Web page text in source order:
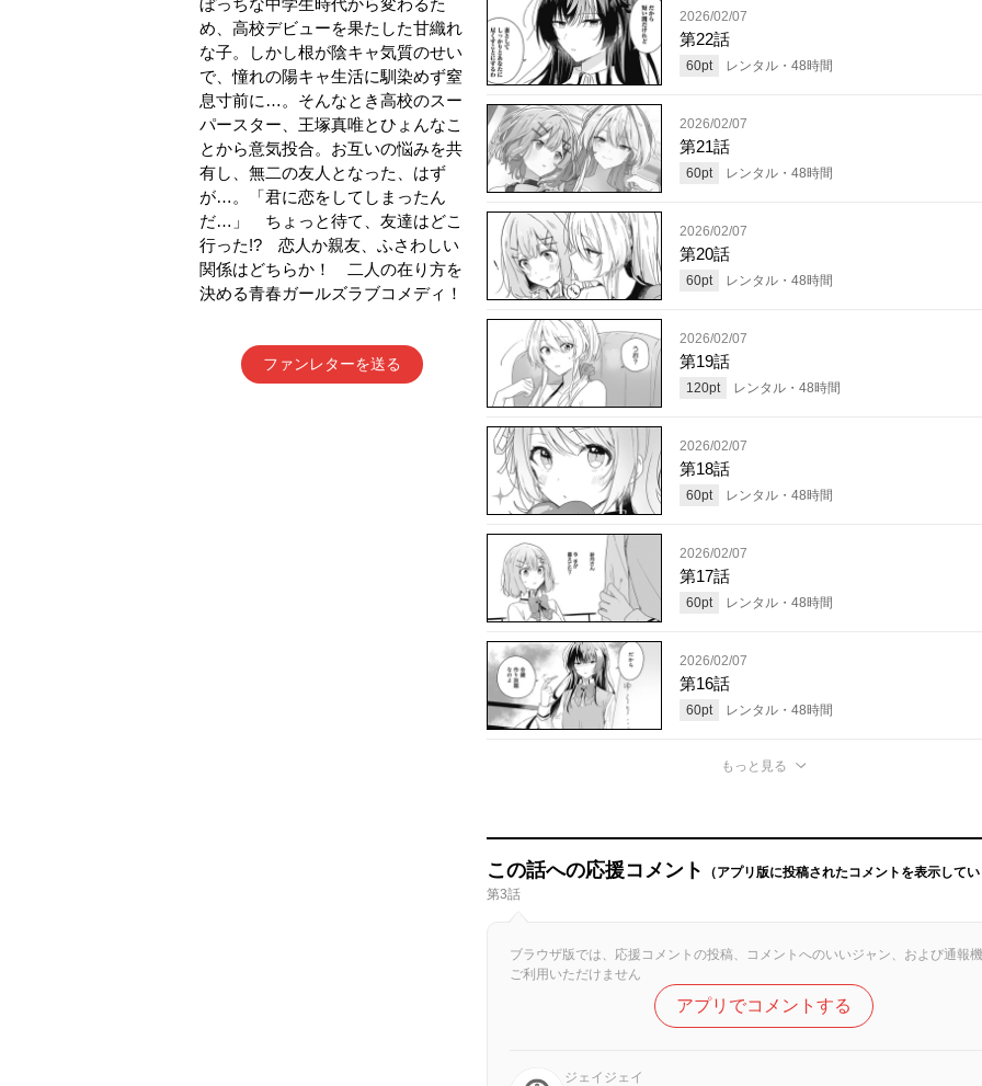
ぼっちな中学生時代から変わるた
め、高校デビューを果たした甘織れ
な子。しかし根が陰キャ気質のせい
で、憧れの陽キャ生活に馴染めず窒
息寸前に…。そんなとき高校のスー
パースター、王塚真唯とひょんなこ
とから意気投合。お互いの悩みを共
有し、無二の友人となった、はず
が…。「君に恋をしてしまったん
だ…」 ちょっと待て、友達はどこ
行った!? 恋人か親友、ふさわしい
関係はどちらか！ 二人の在り方を
決める青春ガールズラブコメディ！
ファンレターを送る
2026/02/07
第22話
60pt レンタル・ 48時間
2026/02/07
第21話
60pt レンタル・ 48時間
2026/02/07
第20話
60pt レンタル・ 48時間
2026/02/07
第19話
120pt レンタル・ 48時間
2026/02/07
第18話
60pt レンタル・ 48時間
2026/02/07
第17話
60pt レンタル・ 48時間
2026/02/07
第16話
60pt レンタル・ 48時間
もっと見る
この話への応援コメント
（アプリ版に投稿されたコメントを表示して
第3話
ブラウザ版では、応援コメントの投稿、コメントへのいいジャン、および通報
ご利用いただけません
アプリでコメントする
ジェイジェイ